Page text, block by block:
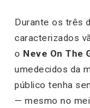
Durante os três
caracterizados
o Neve On The
umedecidos da
público tenha
— mesmo no